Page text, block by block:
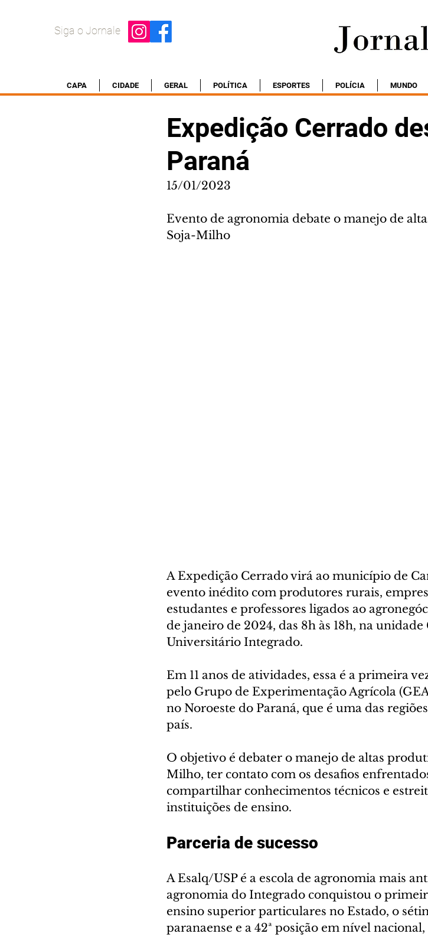
Siga o Jornale
CAPA CIDADE GERAL POLÍTICA ESPORTES POLÍCIA MUNDO
Expedição Cerrado
Paraná
15/01/2023
Evento de agronomia debate o manejo de
Soja-Milho
A Expedição Cerrado virá ao município de
evento inédito com produtores rurais,
estudantes e professores ligados ao
de janeiro de 2024, das 8h às 18h, na
Universitário Integrado.
Em 11 anos de atividades, essa é a primeira
pelo Grupo de Experimentação Agrícola
no Noroeste do Paraná, que é uma das
país.
O objetivo é debater o manejo de altas
Milho, ter contato com os desafios
compartilhar conhecimentos técnicos e
instituições de ensino.
Parceria de sucesso
A Esalq/USP é a escola de agronomia mais
agronomia do Integrado conquistou o
ensino superior particulares no Estado, o
paranaense e a 42ª posição em nível